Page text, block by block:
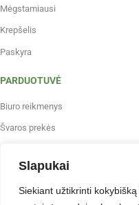
Slapukai
Siekiant užtikrinti
Mėgstamiausi
Krepšelis
Paskyra
PARDUOTUVĖ
Biuro reikmenys
Švaros prekės
Prekės vaikų kūrybai
Antspaudai